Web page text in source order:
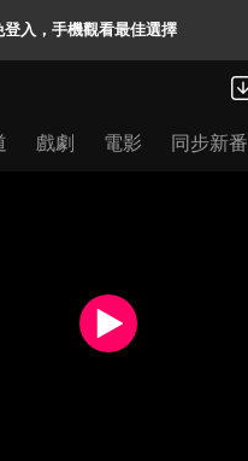
入，手機觀看最佳選擇
戲劇 電影 同步新番